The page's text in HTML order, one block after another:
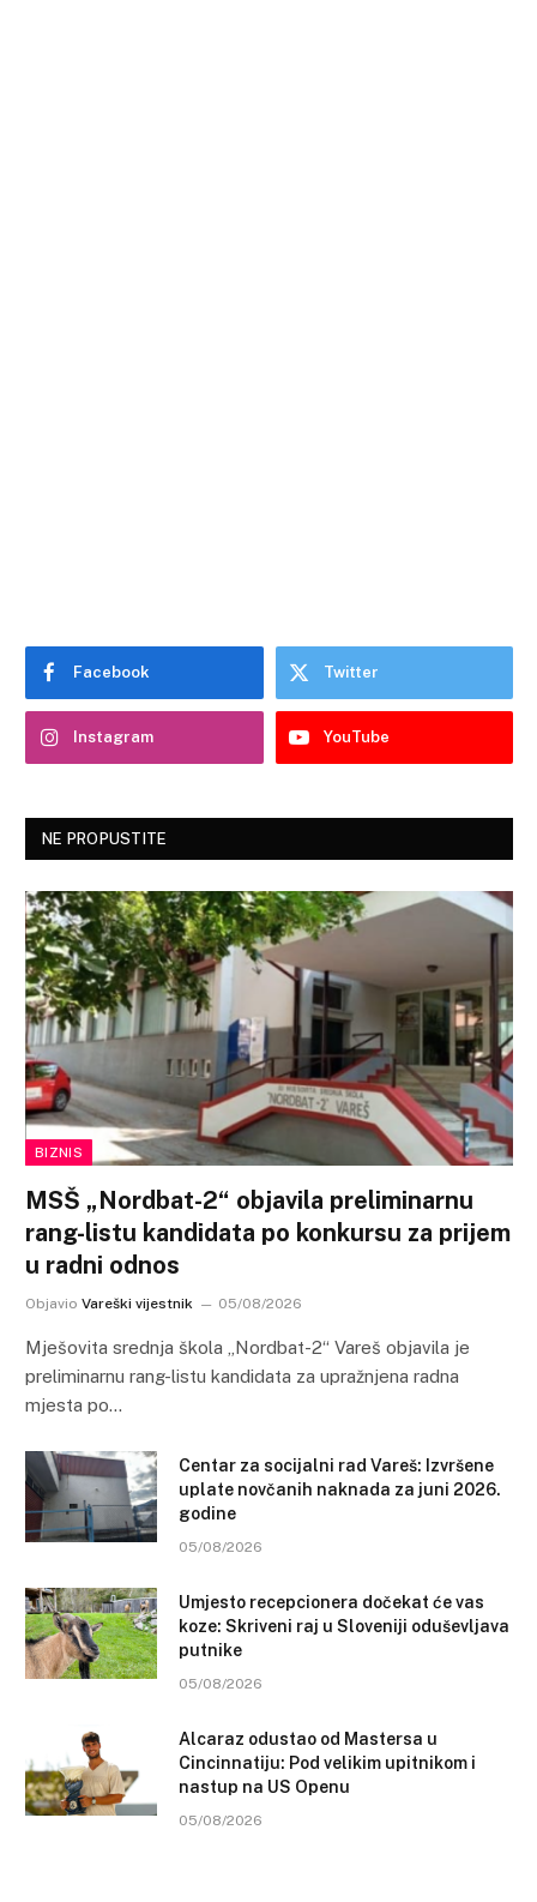
Facebook Twitter
Instagram YouTube
NE PROPUSTITE
BIZNIS
MSŠ „Nordbat-2“ objavila preliminarnu
rang-listu kandidata po konkursu za prijem
u radni odnos
Objavio Vareški vijestnik 05/08/2026
Mješovita srednja škola „Nordbat-2“ Vareš objavila je
preliminarnu rang-listu kandidata za upražnjena radna
mjesta po…
Centar za socijalni rad Vareš: Izvršene
uplate novčanih naknada za juni 2026.
godine
05/08/2026
Umjesto recepcionera dočekat će vas
koze: Skriveni raj u Sloveniji oduševljava
putnike
05/08/2026
Alcaraz odustao od Mastersa u
Cincinnatiju: Pod velikim upitnikom i
nastup na US Openu
05/08/2026